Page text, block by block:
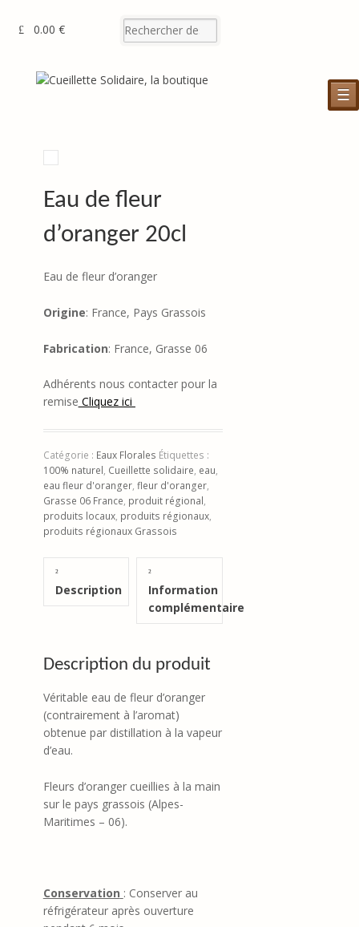
0.00 €
☰
Eau de fleur
d’oranger 20cl
Eau de fleur d’oranger
Origine: France, Pays Grassois
Fabrication: France, Grasse 06
Adhérents nous contacter pour la
remise Cliquez ici
Catégorie : Eaux Florales Étiquettes :
100% naturel, Cueillette solidaire, eau,
eau fleur d'oranger, fleur d'oranger,
Grasse 06 France, produit régional,
produits locaux, produits régionaux,
produits régionaux Grassois
Description
Information
complémentaire
Description du produit
Véritable eau de fleur d’oranger
(contrairement à l’aromat)
obtenue par distillation à la vapeur
d’eau.
Fleurs d’oranger cueillies à la main
sur le pays grassois (Alpes-
Maritimes – 06).
Conservation : Conserver au
réfrigérateur après ouverture